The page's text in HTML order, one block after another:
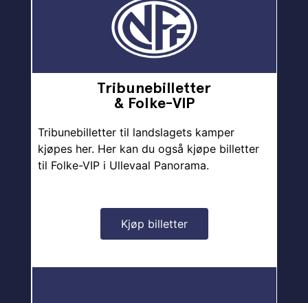
Tribunebilletter
& Folke-VIP
Tribunebilletter til landslagets kamper
kjøpes her. Her kan du også kjøpe billetter
til Folke-VIP i Ullevaal Panorama.
Kjøp billetter